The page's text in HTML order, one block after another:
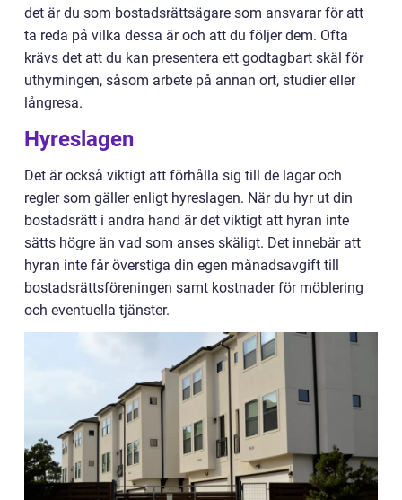
det är du som bostadsrättsägare som ansvarar för att
ta reda på vilka dessa är och att du följer dem. Ofta
krävs det att du kan presentera ett godtagbart skäl för
uthyrningen, såsom arbete på annan ort, studier eller
långresa.
Hyreslagen
Det är också viktigt att förhålla sig till de lagar och
regler som gäller enligt hyreslagen. När du hyr ut din
bostadsrätt i andra hand är det viktigt att hyran inte
sätts högre än vad som anses skäligt. Det innebär att
hyran inte får överstiga din egen månadsavgift till
bostadsrättsföreningen samt kostnader för möblering
och eventuella tjänster.